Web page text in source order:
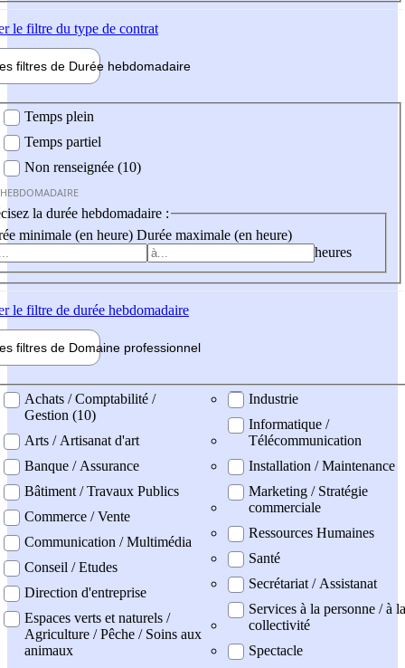
le filtre du type de contrat
filtres de Durée hebdomadaire
Temps plein
Temps partiel
Non renseignée (10)
la durée hebdomadaire :
minimale (en heure) Durée maximale (en heure)
heures
le filtre de durée hebdomadaire
filtres de Domaine professionnel
professionel
Achats / Comptabilité /
Gestion (10)
Arts / Artisanat d'art
Banque / Assurance
Bâtiment / Travaux Publics
Commerce / Vente
Communication / Multimédia
Conseil / Etudes
Direction d'entreprise
Espaces verts et naturels /
Agriculture / Pêche / Soins aux
animaux
Industrie
Informatique /
Télécommunication
Installation / Maintenance
Marketing / Stratégie
commerciale
Ressources Humaines
Santé
Secrétariat / Assistanat
Services à la personne / à la
collectivité
Spectacle